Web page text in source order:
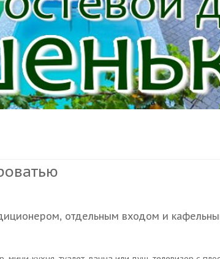
отдельным входом и